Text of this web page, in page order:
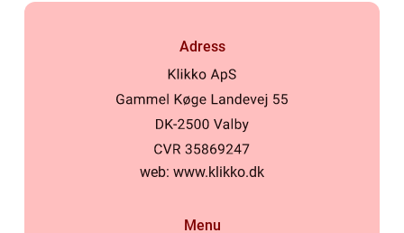
Adress
web: www.klikko.dk
Menu